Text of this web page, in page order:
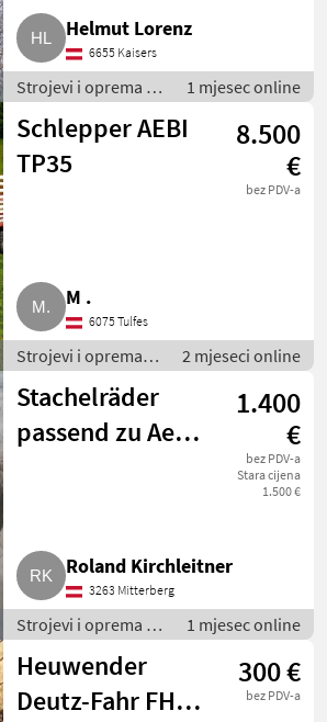
Helmut Lorenz
6655 Kaisers
Strojevi i oprema za
travu i baliranje /
Brdski strojevi
1 mjesec online
Schlepper AEBI
TP35
8.500
€
bez PDV-a
M .
6075 Tulfes
Strojevi i oprema
za travu i baliranje /
Brdski strojevi
2 mjeseci online
Stachelräder
passend zu Aebi
1.400
€
bez PDV-a
Stara cijena
1.500 €
Roland Kirchleitner
3263 Mitterberg
Strojevi i oprema za
travu i baliranje /
Brdski strojevi
1 mjesec online
Heuwender
Deutz-Fahr FH
300 €
bez PDV-a